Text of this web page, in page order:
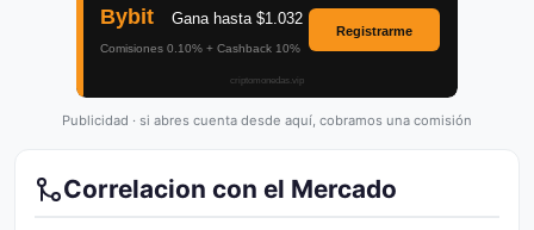
Publicidad · si abres cuenta desde aquí, cobramos una comisión
Correlacion con el Mercado